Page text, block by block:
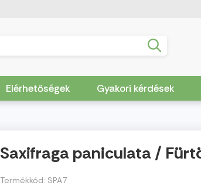
Elérhetőségek Gyakori kérdések
Saxifraga paniculata /
Termékkód: SPA7